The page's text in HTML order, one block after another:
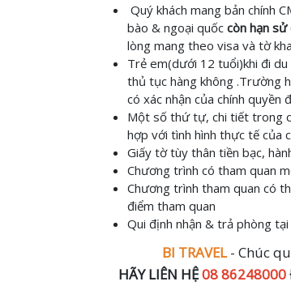
Quý khách mang bản chính
bào & ngoại quốc còn hạn sử
lòng mang theo visa và tờ
Trẻ em(dưới 12 tuổi)khi đi du
thủ tục hàng không .Trường
có xác nhận của chính quyền
Một số thứ tự, chi tiết trong
hợp với tình hình thực tế của
Giấy tờ tùy thân tiền bạc,
Chương trình có tham quan
Chương trình tham quan có
điểm tham quan
Qui định nhận & trả phòng
BI TRAVEL- Chúc
HÃY LIÊN HỆ08 86248000